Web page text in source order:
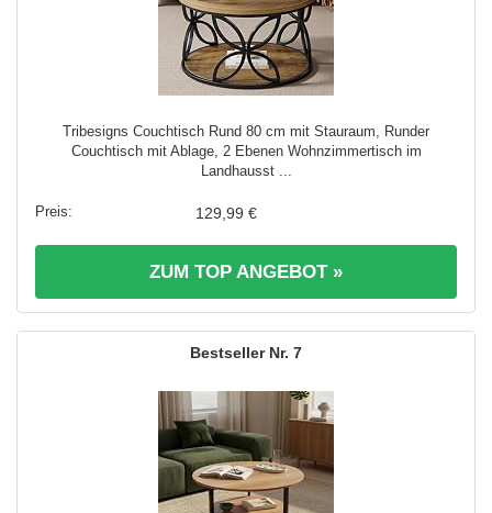
Tribesigns Couchtisch Rund 80 cm mit Stauraum, Runder
Couchtisch mit Ablage, 2 Ebenen Wohnzimmertisch im
Landhausst ...
129,99 €
ZUM TOP ANGEBOT »
7